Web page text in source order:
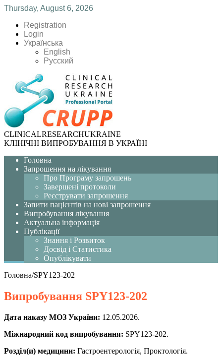
Thursday, August 6, 2026
Registration
Login
Українська
English
Русский
CLINICALRESEARCHUKRAINE
КЛІНІЧНІ ВИПРОБУВАННЯ В УКРАЇНІ
Головна
Запрошення на лікування
Про Програму запрошень
Завершені протоколи
Реєструвати запрошення
Запити пацієнтів на нові запрошення
Випробування лікування
Актуальна інформація
Публікації
Знання і Розвиток
Досвід і Статистика
Опублікувати
Головна/SPY123-202
Випробування SPY123-202
Дата наказу МОЗ України: 12.05.2026.
Міжнародний код випробування: SPY123-202.
Розділ(и) медицини: Гастроентерологія, Проктологія.